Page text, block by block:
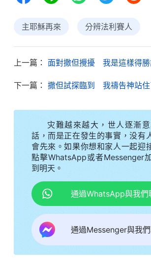
質。神的羊聽神的聲音，許多真
踪。」
聽了全能神的話和段弟兄的交
何一個敗壞的人所不具備的。哎
督的神性實質，就不能認出基督
劉姊妹接着交通説：「明白了
就是道成肉身的神，就是末世的
肉身的神有正常的人性和完全的
持守自己的觀念想象，認為只有
人。其實，宗教界歷來都不明白
多少神迹奇事，説了多少話，發
質的道成肉身的神，而是只看主
主耶穌再來 分辨法利賽人
上一篇： 面對撒但攪擾 我是這樣得勝
下一篇： 撒但試探臨到 我禱告神站住
灾難越來越大，世人逐漸
話，而是正在發生的事實，没有
會先來。如果你想和家人一起迎
點擊WhatsApp或者Messenger
到明天。
通過WhatsApp與我們
通過Messenger與我